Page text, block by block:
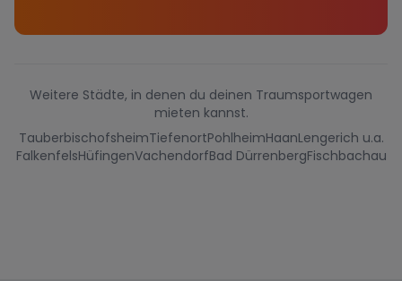
Weitere Städte, in denen du deinen Traumsportwagen
mieten kannst.
TauberbischofsheimTiefenortPohlheimHaanLengerich u.a.
FalkenfelsHüfingenVachendorfBad DürrenbergFischbachau